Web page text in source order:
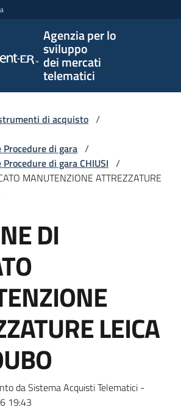
Agenzia per lo
sviluppo
dei mercati
telematici
lo
sviluppo
di acquisto /
di gara /
di gara CHIUSI /
MANUTENZIONE ATTREZZATURE
DI
LEICA
da Sistema Acquisti Telematici -
19:43